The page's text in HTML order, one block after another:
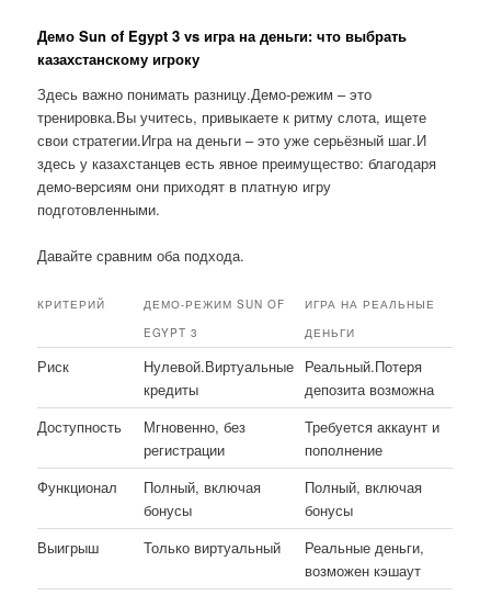
Демо Sun of Egypt 3 vs игра на деньги: что выбрать
казахстанскому игроку
Здесь важно понимать разницу.Демо-режим – это
тренировка.Вы учитесь, привыкаете к ритму слота, ищете
свои стратегии.Игра на деньги – это уже серьёзный шаг.И
здесь у казахстанцев есть явное преимущество: благодаря
демо-версиям они приходят в платную игру
подготовленными.
Давайте сравним оба подхода.
КРИТЕРИЙ
ДЕМО-РЕЖИМ SUN OF
EGYPT 3
ИГРА НА РЕАЛЬНЫЕ
ДЕНЬГИ
Риск
Нулевой.Виртуальные
кредиты
Реальный.Потеря
депозита возможна
Доступность
Мгновенно, без
регистрации
Требуется аккаунт и
пополнение
Функционал
Полный, включая
бонусы
Полный, включая
бонусы
Выигрыш
Только виртуальный
Реальные деньги,
возможен кэшаут